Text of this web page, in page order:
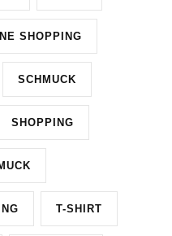
SHOPPING
SCHMUCK
SHOPPING
T-SHIRT